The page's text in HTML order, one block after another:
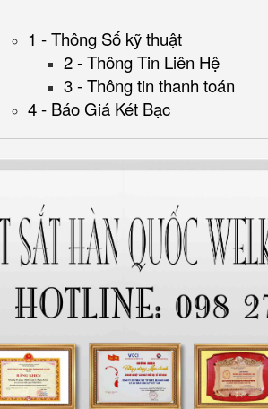
1 - Thông Số kỹ thuật
2 - Thông Tin Liên Hệ
3 - Thông tin thanh toán
4 - Báo Giá Két Bạc